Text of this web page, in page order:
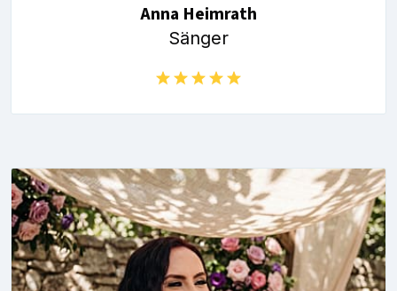
Anna Heimrath
Sänger